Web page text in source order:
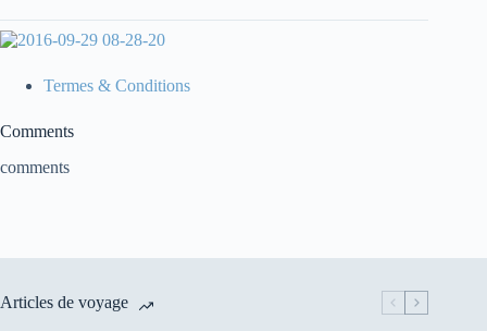
Termes & Conditions
Comments
comments
Articles de voyage